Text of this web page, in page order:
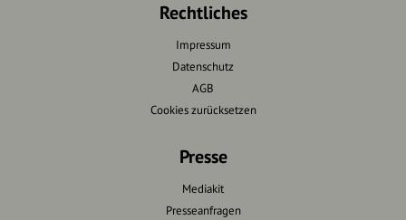
Rechtliches
Impressum
Datenschutz
AGB
Cookies zurücksetzen
Presse
Mediakit
Presseanfragen